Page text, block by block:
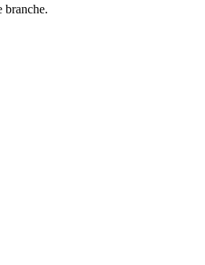
branche.